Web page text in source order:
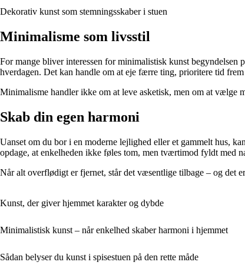
Dekorativ kunst som stemningsskaber i stuen
Minimalisme som livsstil
For mange bliver interessen for minimalistisk kunst begyndelsen
hverdagen. Det kan handle om at eje færre ting, prioritere tid
Minimalisme handler ikke om at leve asketisk, men om at vælge
Skab din egen harmoni
Uanset om du bor i en moderne lejlighed eller et gammelt hus,
opdage, at enkelheden ikke føles tom, men tværtimod fyldt med
Når alt overflødigt er fjernet, står det væsentlige tilbage – og det
Kunst, der giver hjemmet karakter og dybde
Minimalistisk kunst – når enkelhed skaber harmoni i hjemmet
Sådan belyser du kunst i spisestuen på den rette måde